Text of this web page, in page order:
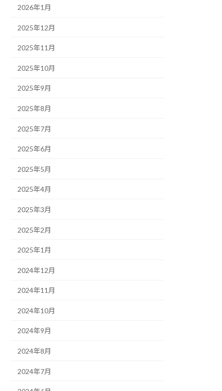
2026年1月
2025年12月
2025年11月
2025年10月
2025年9月
2025年8月
2025年7月
2025年6月
2025年5月
2025年4月
2025年3月
2025年2月
2025年1月
2024年12月
2024年11月
2024年10月
2024年9月
2024年8月
2024年7月